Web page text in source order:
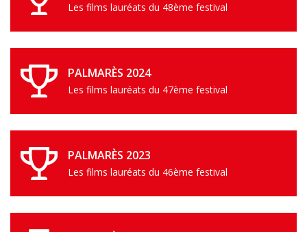
Les films lauréats du 48ème festival
PALMARÈS 2024
Les films lauréats du 47ème festival
PALMARÈS 2023
Les films lauréats du 46ème festival